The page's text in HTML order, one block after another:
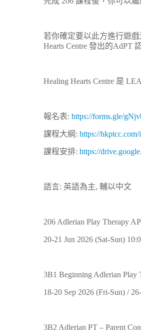
若你確定要以此方進行遊
Hearts Centre 發出的AdPT
Healing Hearts Centre 是
報名表: https://forms.gle/
課程大綱: https://hkptcc.com/
課程安排: https://
語言: 英語為主, 輔以中文
206 Adlerian Play Therapy
20-21 Jun 2026 (Sat-Sun)
3B1 Beginning Adlerian Play
18-20 Sep 2026 (Fri-Sun) /
3B2 Adlerian PT – Parent